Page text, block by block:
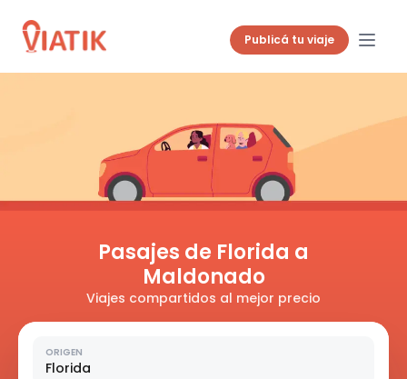
Publicá tu viaje
Pasajes de Florida a
Maldonado
Viajes compartidos al mejor precio
ORIGEN
Florida